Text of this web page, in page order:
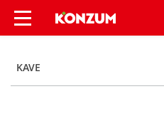
Franck
KAVE